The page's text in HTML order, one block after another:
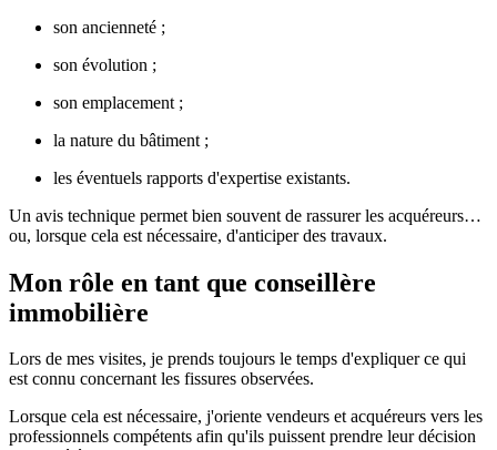
son ancienneté ;
son évolution ;
son emplacement ;
la nature du bâtiment ;
les éventuels rapports d'expertise existants.
Un avis technique permet bien souvent de rassurer les acquéreurs…
ou, lorsque cela est nécessaire, d'anticiper des travaux.
Mon rôle en tant que conseillère
immobilière
Lors de mes visites, je prends toujours le temps d'expliquer ce qui
est connu concernant les fissures observées.
Lorsque cela est nécessaire, j'oriente vendeurs et acquéreurs vers les
professionnels compétents afin qu'ils puissent prendre leur décision